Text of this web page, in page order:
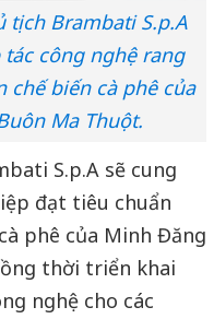
tịch Brambati S.p.A
công nghệ rang
chế biến cà phê của
Ma Thuột.
S.p.A sẽ cung
đạt tiêu chuẩn
phê của Minh Đăng
thời triển khai
nghệ cho các